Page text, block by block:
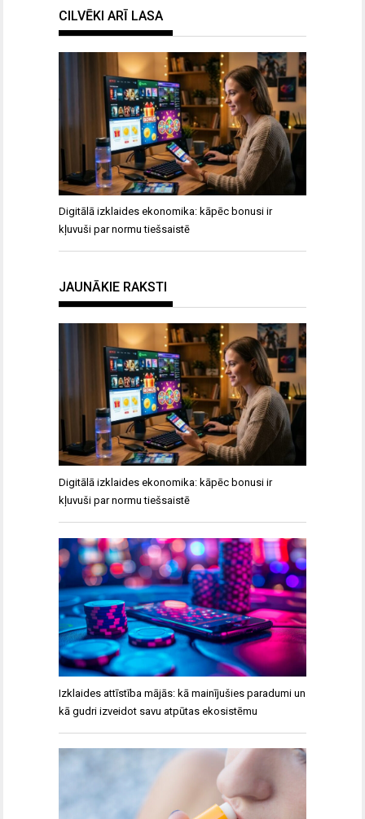
CILVĒKI ARĪ LASA
Digitālā izklaides ekonomika: kāpēc bonusi ir
kļuvuši par normu tiešsaistē
JAUNĀKIE RAKSTI
Digitālā izklaides ekonomika: kāpēc bonusi ir
kļuvuši par normu tiešsaistē
Izklaides attīstība mājās: kā mainījušies paradumi un
kā gudri izveidot savu atpūtas ekosistēmu